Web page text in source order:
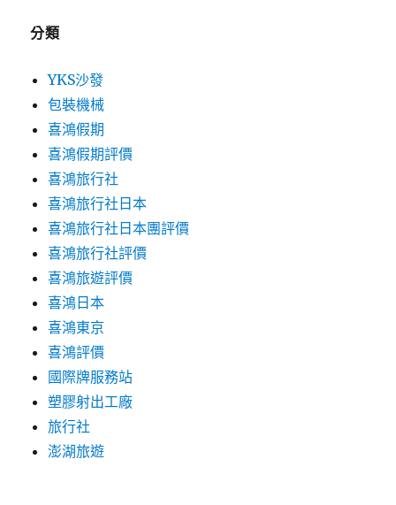
分類
YKS沙發
包裝機械
喜鴻假期
喜鴻假期評價
喜鴻旅行社
喜鴻旅行社日本
喜鴻旅行社日本團評價
喜鴻旅行社評價
喜鴻旅遊評價
喜鴻日本
喜鴻東京
喜鴻評價
國際牌服務站
塑膠射出工廠
旅行社
澎湖旅遊